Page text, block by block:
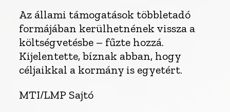
Az állami támogatások többletadó
formájában kerülhetnének vissza a
költségvetésbe – fűzte hozzá.
Kijelentette, bíznak abban, hogy
céljaikkal a kormány is egyetért.
MTI/LMP Sajtó